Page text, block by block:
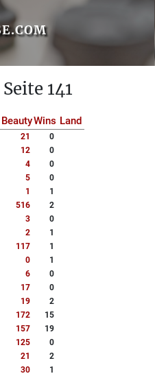
141
BeautyWins Land
21
0
12
0
4
0
5
0
1
1
516
2
3
0
2
1
117
1
0
1
6
0
17
0
19
2
172
15
157
19
125
0
21
2
30
1